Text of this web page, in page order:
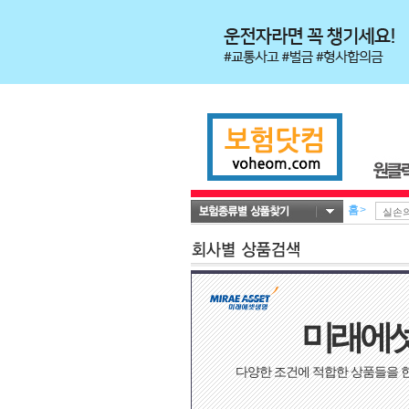
홈>
미래에
다양한 조건에 적합한 상품들을